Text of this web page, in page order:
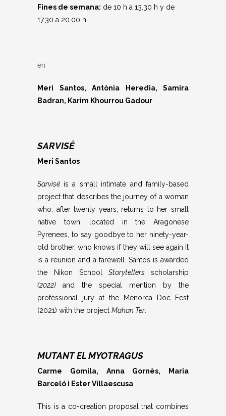
Fines de semana: de 10 h a 13.30 h y de
17.30 a 20.00 h
en
Meri Santos, Antònia Heredia, Samira
Badran, Karim Khourrou Gadour
SARVISÉ
Meri Santos
Sarvisé is a small intimate and family-based
project that describes the journey of a woman
who, after twenty years, returns to her small
native town, located in the Aragonese
Pyrenees, to say goodbye to her ninety-year-
old brother, who knows if they will see again It
is a reunion and a farewell. Santos is awarded
the Nikon SchoolStorytellers scholarship
(2022) and the special mention by the
professional jury at the Menorca Doc Fest
(2021) with the project Mahan Ter
MUTANT EL MYOTRAGUS
Carme Gomila, Anna Gornès, Maria
Barceló i Ester Villaescusa
This is a co-creation proposal that combines